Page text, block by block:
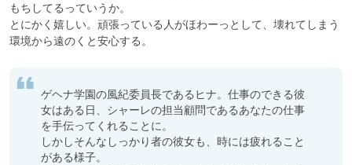
もちしてるっていうか。
とにかく嬉しい。頑張っている人がほわーっとして、壊れてしまう
環境から遠のくと安心する。
ゲヘナ学園の風紀委員長であるヒナ。仕事のできる彼
女はある日、シャーレの担当顧問であるあなたの仕事
を手伝ってくれることに。
しかしそんなしっかり者の彼女も、時には疲れること
がある様子。